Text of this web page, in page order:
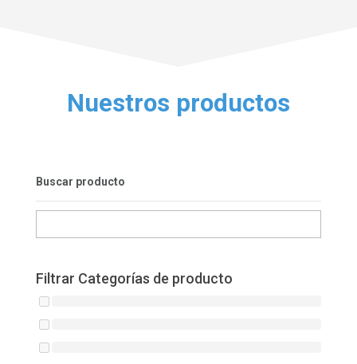
Nuestros productos
Buscar producto
Filtrar Categorías de producto